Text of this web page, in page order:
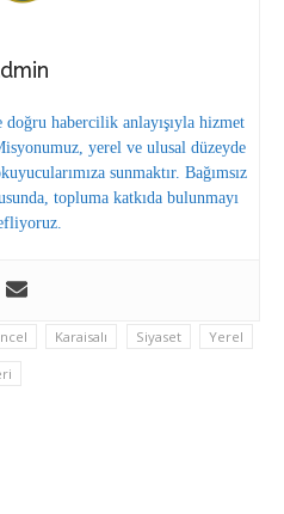
doğru habercilik anlayışıyla hizmet
yerel ve ulusal düzeyde
sunmaktır. Bağımsız
topluma katkıda bulunmayı
Karaisalı Siyaset Yerel